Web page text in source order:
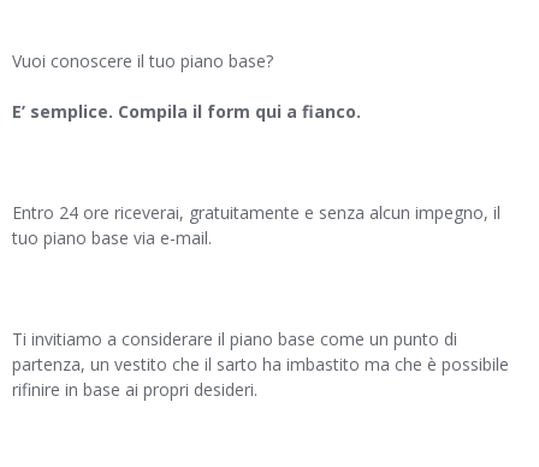
Vuoi conoscere il tuo piano base?
E’ semplice. Compila il form qui a fianco.
Entro 24 ore riceverai, gratuitamente e senza alcun impegno, il
tuo piano base via e-mail.
Ti invitiamo a considerare il piano base come un punto di
partenza, un vestito che il sarto ha imbastito ma che è possibile
rifinire in base ai propri desideri.